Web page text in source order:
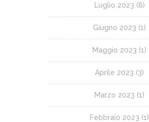
Luglio 2023 (8)
Giugno 2023 (1)
Maggio 2023 (1)
Aprile 2023 (3)
Marzo 2023 (1)
Febbraio 2023 (1)